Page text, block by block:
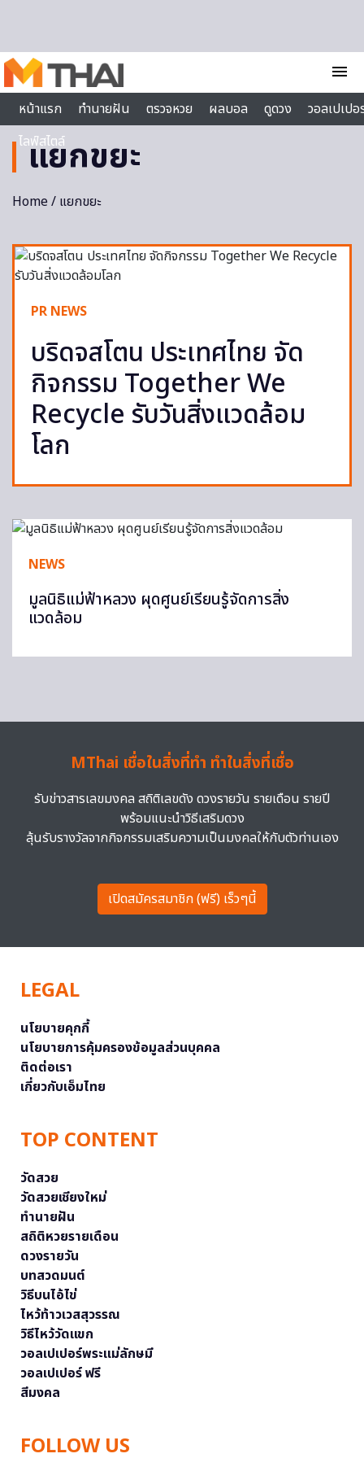
menu
หน้าแรก
ทำนายฝัน ตรวจหวย ผลบอล ดูดวง
วอลเปเป
ไลฟ์สไตล์
แยกขยะ
Home/ แยกขยะ
PR NEWS
บริดจสโตน ประเทศไทย จัด
กิจกรรม Together We
Recycle รับวันสิ่งแวดล้อม
โลก
NEWS
มูลนิธิแม่ฟ้าหลวง ผุดศูนย์เรียนรู้จัดการสิ่ง
แวดล้อม
MThai เชื่อในสิ่งที่ทำ ทำในสิ่งที่เชื่อ
รับข่าวสารเลขมงคล สถิติเลขดัง ดวงรายวัน รายเดือน รายปี
พร้อมแนะนำวิธีเสริมดวง
ลุ้นรับรางวัลจากกิจกรรมเสริมความเป็นมงคลให้กับตัวท่านเอง
เปิดสมัครสมาชิก (ฟรี) เร็วๆนี้
LEGAL
นโยบายคุกกี้
นโยบายการคุ้มครองข้อมูลส่วนบุคคล
ติดต่อเรา
เกี่ยวกับเอ็มไทย
TOP CONTENT
วัดสวย
วัดสวยเชียงใหม่
ทำนายฝัน
สถิติหวยรายเดือน
ดวงรายวัน
บทสวดมนต์
วิธีบนไอ้ไข่
ไหว้ท้าวเวสสุวรรณ
วิธีไหว้วัดแขก
วอลเปเปอร์พระแม่ลักษมี
วอลเปเปอร์ ฟรี
สีมงคล
FOLLOW US